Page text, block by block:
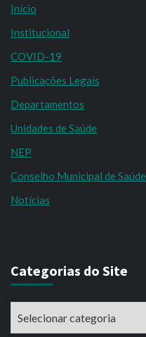
Início
Institucional
COVID-19
Publicações Legais
Departamentos
Unidades de Saúde
NEP
Conselho Municipal de Saúde
Notícias
Categorias do Site